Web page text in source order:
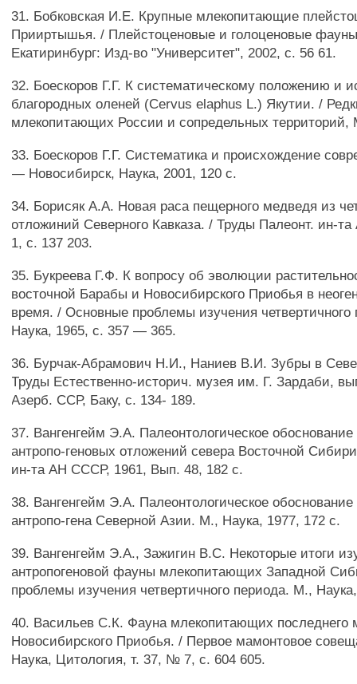
31. Бобковская И.Е. Крупные млекопитающие
Прииртышья. / Плейстоценовые и голоценовые
Екатиринбург: Изд-во "Университет", 2002, с. 56 61.
32. Боескоров Г.Г. К систематическому положению и
благородных оленей (Cervus elaphus L.) Якутии. /
млекопитающих России и сопредельных территорий,
33. Боескоров Г.Г. Систематика и происхождение
— Новосибирск, Наука, 2001, 120 с.
34. Борисяк А.А. Новая раса пещерного медведя из
отложиний Северного Кавказа. / Труды Палеонт. ин-
1, с. 137 203.
35. Букреева Г.Ф. К вопросу об эволюции
восточной Барабы и Новосибирского Приобья в
время. / Основные проблемы изучения
Наука, 1965, с. 357 — 365.
36. Бурчак-Абрамович Н.И., Наниев В.И. Зубры в
Труды Естественно-историч. музея им. Г. Зардаби,
Азерб. ССР, Баку, с. 134- 189.
37. Вангенгейм Э.А. Палеонтологическое
антропо-геновых отложений севера Восточной
ин-та АН СССР, 1961, Вып. 48, 182 с.
38. Вангенгейм Э.А. Палеонтологическое
антропо-гена Северной Азии. М., Наука, 1977, 172 с.
39. Вангенгейм Э.А., Зажигин B.C. Некоторые итоги
антропогеновой фауны млекопитающих Западной
проблемы изучения четвертичного периода. М.,
40. Васильев С.К. Фауна млекопитающих последнего
Новосибирского Приобья. / Первое мамонтовое
Наука, Цитология, т. 37, № 7, с. 604 605.